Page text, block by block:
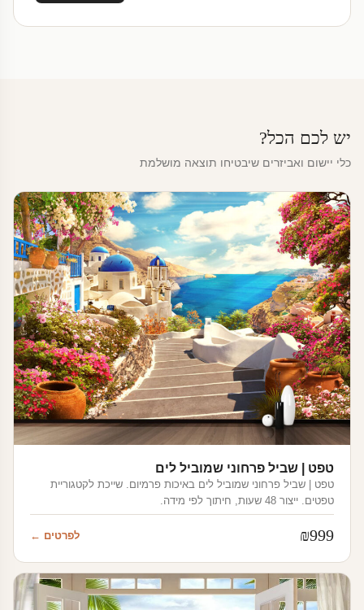
יש לכם הכל?
כלי יישום ואביזרים שיבטיחו תוצאה מושלמת
טפט | שביל פרחוני שמוביל לים
טפט | שביל פרחוני שמוביל לים באיכות פרמיום. שייכת לקטגוריית
טפטים. ייצור 48 שעות, חיתוך לפי מידה.
₪999 לפרטים ←